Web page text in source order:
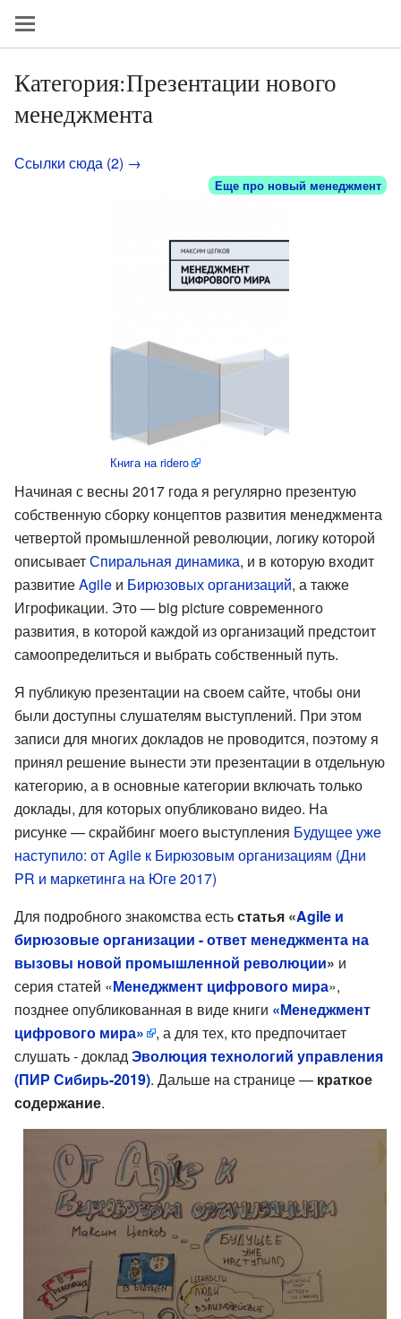
Категория:Презентации нового
менеджмента
Ссылки сюда (2) →
Еще про новый менеджмент
Книга на ridero
Начиная с весны 2017 года я регулярно презентую
собственную сборку концептов развития менеджмента
четвертой промышленной революции, логику которой
описываетСпиральная динамика, и в которую входит
развитиеAgile и Бирюзовых организаций, а также
Игрофикации. Это — big picture современного
развития, в которой каждой из организаций предстоит
самоопределиться и выбрать собственный путь.
Я публикую презентации на своем сайте, чтобы они
были доступны слушателям выступлений. При этом
записи для многих докладов не проводится, поэтому я
принял решение вынести эти презентации в отдельную
категорию, а в основные категории включать только
доклады, для которых опубликовано видео. На
рисунке — скрайбинг моего выступления Будущее уже
наступило: от Agile к Бирюзовым организациям (Дни
PR и маркетинга на Юге 2017)
Для подробного знакомства естьстатья «Agile и
бирюзовые организации - ответ менеджмента на
вызовы новой промышленной революции» и
серия статей «Менеджмент цифрового мира»,
позднее опубликованная в виде книги «Менеджмент
цифрового мира»
, а для тех, кто предпочитает
слушать - докладЭволюция технологий управления
(ПИР Сибирь-2019). Дальше на странице — краткое
содержание.